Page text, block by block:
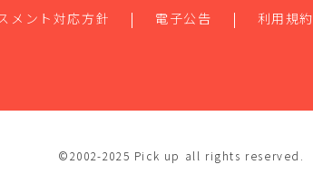
メント対応方針 電子公告 利用規約
©2002-2025 Pick up all rights reserved.